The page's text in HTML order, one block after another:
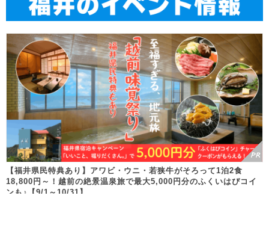
【福井県民特典あり】アワビ・ウニ・若狭牛がそろって1泊2食
18,800円～！越前の絶景温泉旅で最大5,000円分のふくいはぴコイ
ンも♪【9/1～10/31】